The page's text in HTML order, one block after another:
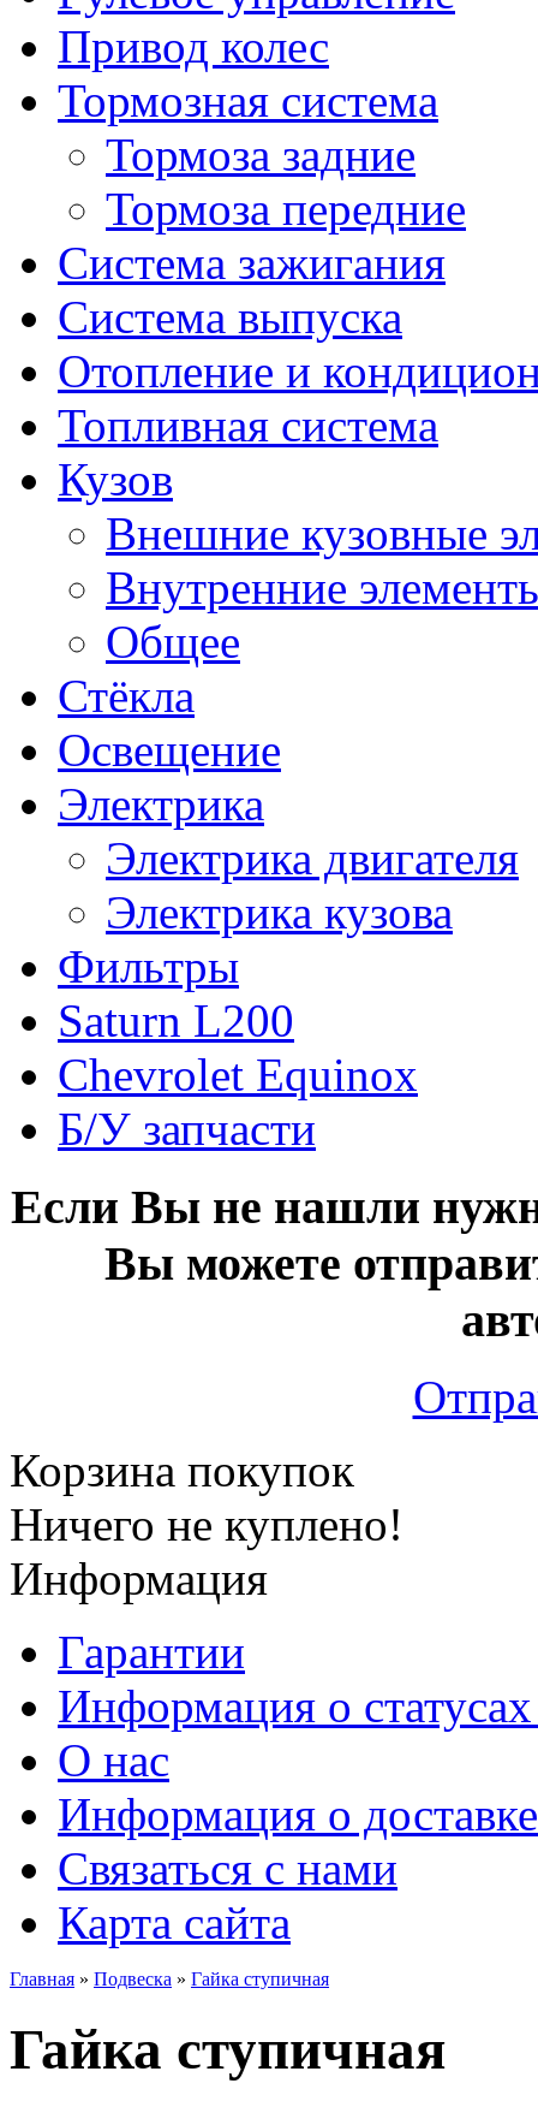
Привод колес
Тормозная система
Тормоза задние
Тормоза передние
Система зажигания
Система выпуска
Отопление и
Топливная система
Кузов
Внешние кузовные
Внутренние
Общее
Стёкла
Освещение
Электрика
Электрика двигателя
Электрика кузова
Фильтры
Saturn L200
Chevrolet Equinox
Б/У запчасти
Если Вы не нашли
Вы можете
Корзина покупок
Ничего не куплено!
Информация
Гарантии
Информация о статусах
О нас
Информация о доставке
Связаться с нами
Карта сайта
Главная » Подвеска » Гайка ступичная
Гайка ступичная